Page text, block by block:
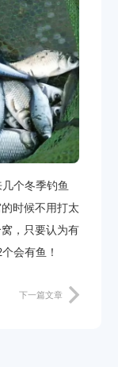
个冬季钓鱼
时候不用打太
，只要认为有
会有鱼！
下一篇文章